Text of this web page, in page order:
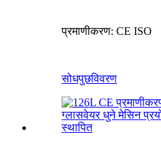
प्रमाणीकरण: CE ISO
सोधपुछविवरण